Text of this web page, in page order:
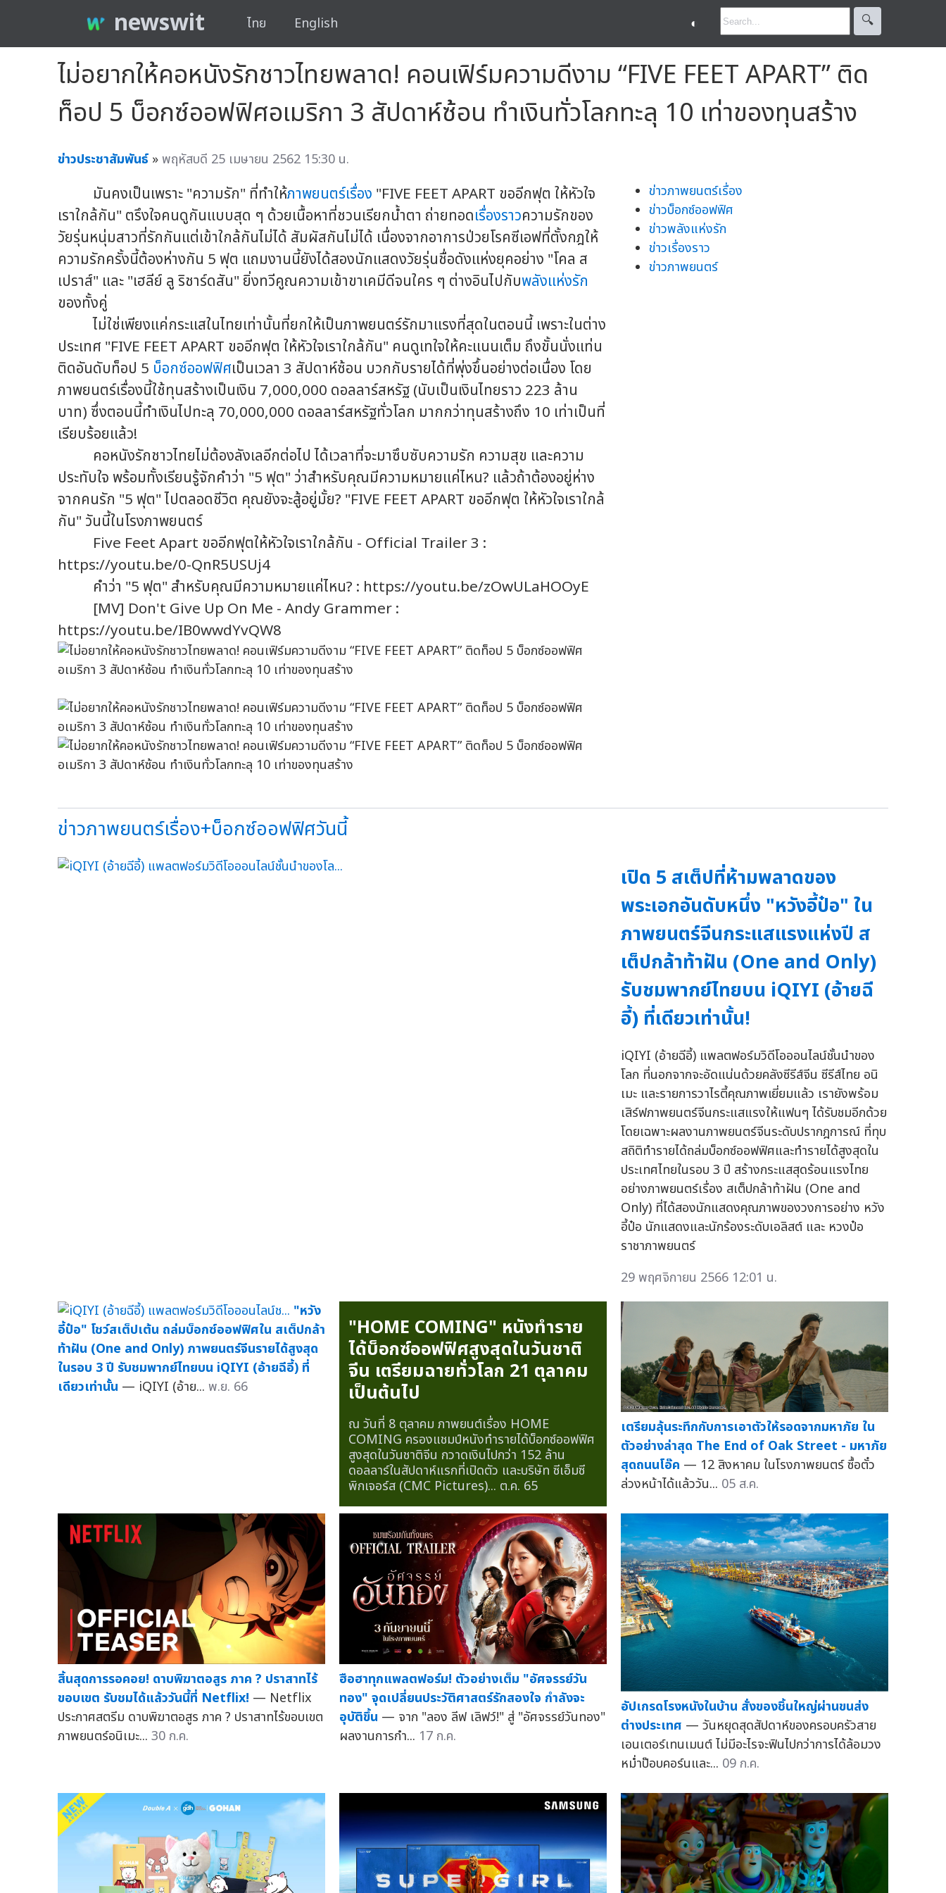
newswit ไทย English ◐ 🔍︎
ไม่อยากให้คอหนังรักชาวไทยพลาด! คอนเฟิร์มความดีงาม “FIVE FEET APART” ติด
ท็อป 5 บ็อกซ์ออฟฟิศอเมริกา 3 สัปดาห์ซ้อน ทำเงินทั่วโลกทะลุ 10 เท่าของทุนสร้าง
ข่าวประชาสัมพันธ์ »พฤหัสบดี 25 เมษายน 2562 15:30 น.
มันคงเป็นเพราะ "ความรัก" ที่ทำให้ภาพยนตร์เรื่อง "FIVE FEET APART ขออีกฟุต ให้หัวใจ
เราใกล้กัน" ตรึงใจคนดูกันแบบสุด ๆ ด้วยเนื้อหาที่ชวนเรียกน้ำตา ถ่ายทอดเรื่องราวความรักของ
วัยรุ่นหนุ่มสาวที่รักกันแต่เข้าใกล้กันไม่ได้ สัมผัสกันไม่ได้ เนื่องจากอาการป่วยโรคซีเอฟที่ตั้งกฎให้
ความรักครั้งนี้ต้องห่างกัน 5 ฟุต แถมงานนี้ยังได้สองนักแสดงวัยรุ่นชื่อดังแห่งยุคอย่าง "โคล ส
เปราส์" และ "เฮลีย์ ลู ริชาร์ดสัน" ยิ่งทวีคูณความเข้าขาเคมีดีจนใคร ๆ ต่างอินไปกับพลังแห่งรัก
ของทั้งคู่
ไม่ใช่เพียงแค่กระแสในไทยเท่านั้นที่ยกให้เป็นภาพยนตร์รักมาแรงที่สุดในตอนนี้ เพราะในต่าง
ประเทศ "FIVE FEET APART ขออีกฟุต ให้หัวใจเราใกล้กัน" คนดูเทใจให้คะแนนเต็ม ถึงขั้นนั่งแท่น
ติดอันดับท็อป 5 บ็อกซ์ออฟฟิศเป็นเวลา 3 สัปดาห์ซ้อน บวกกับรายได้ที่พุ่งขึ้นอย่างต่อเนื่อง โดย
ภาพยนตร์เรื่องนี้ใช้ทุนสร้างเป็นเงิน 7,000,000 ดอลลาร์สหรัฐ (นับเป็นเงินไทยราว 223 ล้าน
บาท) ซึ่งตอนนี้ทำเงินไปทะลุ 70,000,000 ดอลลาร์สหรัฐทั่วโลก มากกว่าทุนสร้างถึง 10 เท่าเป็นที่
เรียบร้อยแล้ว!
คอหนังรักชาวไทยไม่ต้องลังเลอีกต่อไป ได้เวลาที่จะมาซึบซับความรัก ความสุข และความ
ประทับใจ พร้อมทั้งเรียนรู้จักคำว่า "5 ฟุต" ว่าสำหรับคุณมีความหมายแค่ไหน? แล้วถ้าต้องอยู่ห่าง
จากคนรัก "5 ฟุต" ไปตลอดชีวิต คุณยังจะสู้อยู่มั้ย? "FIVE FEET APART ขออีกฟุต ให้หัวใจเราใกล้
กัน" วันนี้ในโรงภาพยนตร์
Five Feet Apart ขออีกฟุตให้หัวใจเราใกล้กัน - Official Trailer 3 :
https://youtu.be/0-QnR5USUj4
คำว่า "5 ฟุต" สำหรับคุณมีความหมายแค่ไหน? : https://youtu.be/zOwULaHOOyE
[MV] Don't Give Up On Me - Andy Grammer :
https://youtu.be/IB0wwdYvQW8
ข่าวภาพยนตร์เรื่อง
ข่าวบ็อกซ์ออฟฟิศ
ข่าวพลังแห่งรัก
ข่าวเรื่องราว
ข่าวภาพยนตร์
ข่าวภาพยนตร์เรื่อง+บ็อกซ์ออฟฟิศวันนี้
เปิด 5 สเต็ปที่ห้ามพลาดของ
พระเอกอันดับหนึ่ง "หวังอี้ป๋อ" ใน
ภาพยนตร์จีนกระแสแรงแห่งปี ส
เต็ปกล้าท้าฝัน (One and Only)
รับชมพากย์ไทยบน iQIYI (อ้ายฉี
อี้) ที่เดียวเท่านั้น!
iQIYI (อ้ายฉีอี้) แพลตฟอร์มวิดีโอออนไลน์ชั้นนำของ
โลก ที่นอกจากจะอัดแน่นด้วยคลังซีรีส์จีน ซีรีส์ไทย อนิ
เมะ และรายการวาไรตี้คุณภาพเยี่ยมแล้ว เรายังพร้อม
เสิร์ฟภาพยนตร์จีนกระแสแรงให้แฟนๆ ได้รับชมอีกด้วย
โดยเฉพาะผลงานภาพยนตร์จีนระดับปรากฎการณ์ ที่ทุบ
สถิติทำรายได้ถล่มบ็อกซ์ออฟฟิศและทำรายได้สูงสุดใน
ประเทศไทยในรอบ 3 ปี สร้างกระแสสุดร้อนแรงไทย
อย่างภาพยนตร์เรื่อง สเต็ปกล้าท้าฝัน (One and
Only) ที่ได้สองนักแสดงคุณภาพของวงการอย่าง หวัง
อี้ป๋อ นักแสดงและนักร้องระดับเอลิสต์ และ หวงป๋อ
ราชาภาพยนตร์
29 พฤศจิกายน 2566 12:01 น.
"หวัง
อี้ป๋อ" โชว์สเต็ปเต้น ถล่มบ็อกซ์ออฟฟิศใน สเต็ปกล้า
ท้าฝัน (One and Only) ภาพยนตร์จีนรายได้สูงสุด
ในรอบ 3 ปี รับชมพากย์ไทยบน iQIYI (อ้ายฉีอี้) ที่
เดียวเท่านั้น — iQIYI (อ้าย... พ.ย. 66
"HOME COMING" หนังทำราย
ได้บ็อกซ์ออฟฟิศสูงสุดในวันชาติ
จีน เตรียมฉายทั่วโลก 21 ตุลาคม
เป็นต้นไป
ณ วันที่ 8 ตุลาคม ภาพยนต์เรื่อง HOME
COMING ครองแชมป์หนังทำรายได้บ็อกซ์ออฟฟิศ
สูงสุดในวันชาติจีน กวาดเงินไปกว่า 152 ล้าน
ดอลลาร์ในสัปดาห์แรกที่เปิดตัว และบริษัท ซีเอ็มซี
พิกเจอร์ส (CMC Pictures)... ต.ค. 65
เตรียมลุ้นระทึกกับการเอาตัวให้รอดจากมหาภัย ใน
ตัวอย่างล่าสุด The End of Oak Street - มหาภัย
สุดถนนโอ๊ค — 12 สิงหาคม ในโรงภาพยนตร์ ซื้อตั๋ว
ล่วงหน้าได้แล้ววัน... 05 ส.ค.
สิ้นสุดการรอคอย! ดาบพิฆาตอสูร ภาค ? ปราสาทไร้
ขอบเขต รับชมได้แล้ววันนี้ที่ Netflix! — Netflix
ประกาศสตรีม ดาบพิฆาตอสูร ภาค ? ปราสาทไร้ขอบเขต
ภาพยนตร์อนิเมะ... 30 ก.ค.
ฮือฮาทุกแพลตฟอร์ม! ตัวอย่างเต็ม "อัศจรรย์วัน
ทอง" จุดเปลี่ยนประวัติศาสตร์รักสองใจ กำลังจะ
อุบัติขึ้น — จาก "ลอง ลีฟ เลิฟว์!" สู่ "อัศจรรย์วันทอง"
ผลงานการกำ... 17 ก.ค.
อัปเกรดโรงหนังในบ้าน สั่งของชิ้นใหญ่ผ่านขนส่ง
ต่างประเทศ — วันหยุดสุดสัปดาห์ของครอบครัวสาย
เอนเตอร์เทนเมนต์ ไม่มีอะไรจะฟินไปกว่าการได้ล้อมวง
หม่ำป๊อบคอร์นและ... 09 ก.ค.